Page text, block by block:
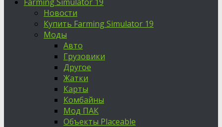
Новости
Купить Farming Simulator 19
Моды
Авто
Грузовики
Другое
Жатки
Карты
Комбайны
Мод ПАК
Объекты Placeable